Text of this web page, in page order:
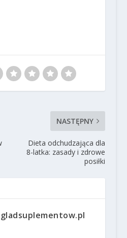
NASTĘPNY
Dieta odchudzająca dla
8-latka: zasady i zdrowe
posiłki